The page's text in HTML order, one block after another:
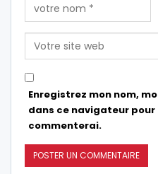
Enregistrez mon nom,
dans ce navigateur
commenterai.